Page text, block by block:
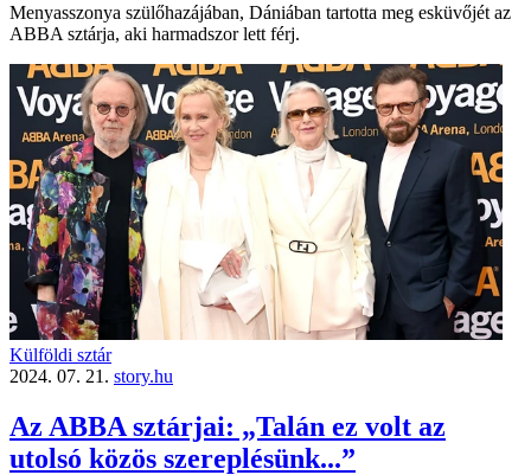
Menyasszonya szülőhazájában, Dániában tartotta meg esküvőjét az
ABBA sztárja, aki harmadszor lett férj.
Külföldi sztár
2024. 07. 21. story.hu
Az ABBA sztárjai: „Talán ez volt az
utolsó közös szereplésünk...”